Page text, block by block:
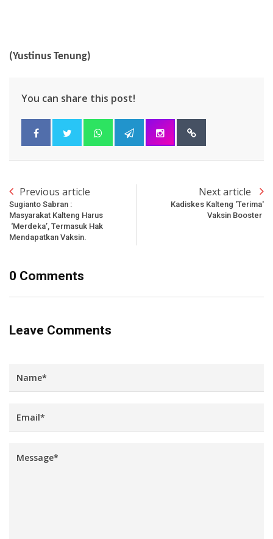
(Yustinus Tenung)
You can share this post!
Previous article
Sugianto Sabran :
Masyarakat Kalteng Harus
‘Merdeka’, Termasuk Hak
Mendapatkan Vaksin.
Next article
Kadiskes Kalteng 'Terima'
Vaksin Booster
0 Comments
Leave Comments